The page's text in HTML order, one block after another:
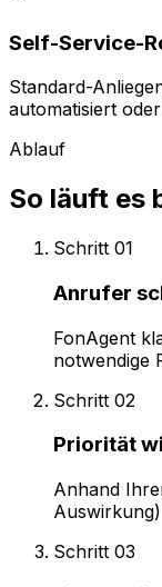
Self-Service-
Standard-
automatisiert
Ablauf
So läuft es
Schritt 01
Anrufer
FonAgent
notwendige
Schritt 02
Priorität
Anhand
Schritt 03